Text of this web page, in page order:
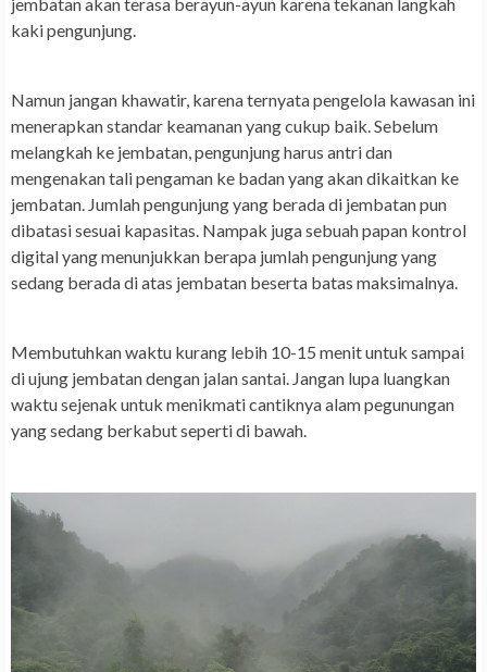
kaki pengunjung.
Namun jangan khawatir, karena ternyata pengelola kawasan ini
menerapkan standar keamanan yang cukup baik. Sebelum
melangkah ke jembatan, pengunjung harus antri dan
mengenakan tali pengaman ke badan yang akan dikaitkan ke
jembatan. Jumlah pengunjung yang berada di jembatan pun
dibatasi sesuai kapasitas. Nampak juga sebuah papan kontrol
digital yang menunjukkan berapa jumlah pengunjung yang
sedang berada di atas jembatan beserta batas maksimalnya.
Membutuhkan waktu kurang lebih 10-15 menit untuk sampai
di ujung jembatan dengan jalan santai. Jangan lupa luangkan
waktu sejenak untuk menikmati cantiknya alam pegunungan
yang sedang berkabut seperti di bawah.